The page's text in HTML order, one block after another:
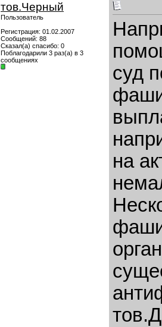
тов.Черный
Пользователь
Регистрация: 01.02.2007
Сообщений: 88
Сказал(а) спасибо: 0
Поблагодарили 3 раз(а) в 3
сообщениях
суд
на